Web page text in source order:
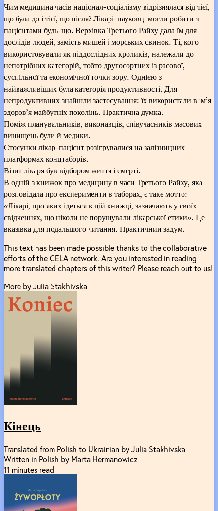
Чим медицина часів націонал-соціалізму відрізнялася від тієї,
що була до і тієї, що після? Лікарі-науковці могли робити з
пацієнтами будь-що. Верхівка Третього Райху дала їм для
дослідів людей, замість мишей і морських свинок. Ті, кого
використовували як піддослідних кроликів, належали до
непотрібних категорій, тобто другосортних із расової,
суспільної та економічної точки зору. Однією з
найважливіших була категорія продуктивності. Для
непродуктивних знайшли застосування: їх використали в ім’я
здоров’я майбутніх поколінь. Практична думка.
Поміж планувальників, виконавців, співучасників масових
винищень були й медики.
Стосунки лікар-пацієнт розігрувалися на залізницних
платформах концтаборів.
Візит лікаря був відбором життя і смерті.
В одній з книжок про медицину в часи Третього Райху, яка
розповідала про експерименти в таборах, є таке мотто:
«Лікарі, про яких ідеться в цій книжці, зазначають у своїх
свідченнях, що ніколи не порушували лікарської етики». Це
вказівка для подальшого читання. Практичний задум.
This text has been made possible thanks to the collaborative
efforts of the CELA network. Are you interested in reading
more translated chapters of this writer? Please reach out to us!
More by Julia Stakhivska
Кінець
Translated from Polish to Ukrainian by Julia Stakhivska
Written in Polish by Marta Hermanowicz
11 minutes read